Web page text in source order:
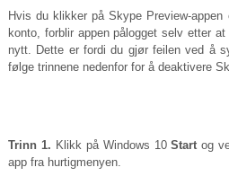
Hvis du klikker på Skype Preview-
konto, forblir appen pålogget selv etter
nytt. Dette er fordi du gjør feilen ved å
følge trinnene nedenfor for å deaktivere
Trinn 1. Klikk på Windows 10Start og
app fra hurtigmenyen.